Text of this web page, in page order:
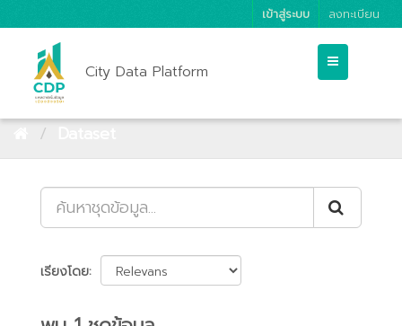
เข้าสู่ระบบ ลงทะเบียน
City Data Platform
เรียงโดย